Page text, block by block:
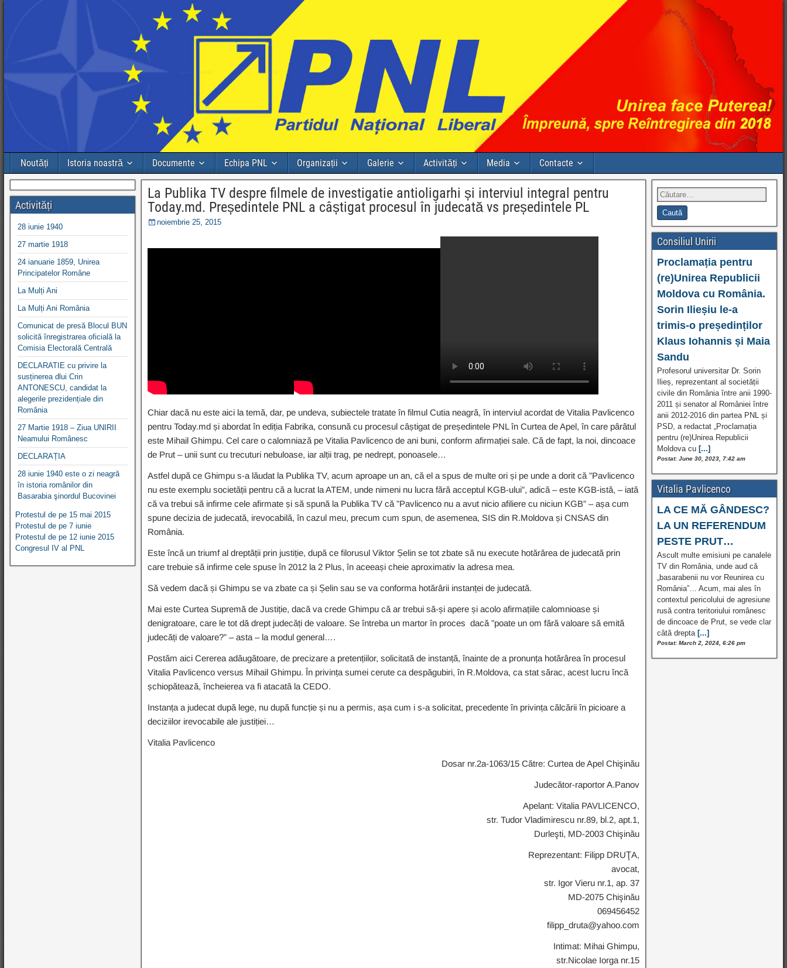
Noutăți Istoria noastră Documente Echipa PNL Organizații Galerie Activități Media Contacte
La Publika TV despre filmele de investigatie antioligarhi și interviul integral pentru
Today.md. Președintele PNL a câștigat procesul în judecată vs președintele PL
noiembrie 25, 2015
Chiar dacă nu este aici la temă, dar, pe undeva, subiectele tratate în filmul Cutia neagră, în interviul acordat de Vitalia Pavlicenco
pentru Today.md și abordat în ediția Fabrika, consună cu procesul câștigat de președintele PNL în Curtea de Apel, în care pârâtul
este Mihail Ghimpu. Cel care o calomniază pe Vitalia Pavlicenco de ani buni, conform afirmației sale. Că de fapt, la noi, dincoace
de Prut – unii sunt cu trecuturi nebuloase, iar alții trag, pe nedrept, ponoasele…
Astfel după ce Ghimpu s-a lăudat la Publika TV, acum aproape un an, că el a spus de multe ori și pe unde a dorit că ”Pavlicenco
nu este exemplu societății pentru că a lucrat la ATEM, unde nimeni nu lucra fără acceptul KGB-ului”, adică – este KGB-istă, – iată
că va trebui să infirme cele afirmate și să spună la Publika TV că ”Pavlicenco nu a avut nicio afiliere cu niciun KGB” – așa cum
spune decizia de judecată, irevocabilă, în cazul meu, precum cum spun, de asemenea, SIS din R.Moldova și CNSAS din
România.
Este încă un triumf al dreptății prin justiție, după ce filorusul Viktor Șelin se tot zbate să nu execute hotărârea de judecată prin
care trebuie să infirme cele spuse în 2012 la 2 Plus, în aceeași cheie aproximativ la adresa mea.
Să vedem dacă și Ghimpu se va zbate ca și Șelin sau se va conforma hotărârii instanței de judecată.
Mai este Curtea Supremă de Justiție, dacă va crede Ghimpu că ar trebui să-și apere și acolo afirmațiile calomnioase și
denigratoare, care le tot dă drept judecăți de valoare. Se întreba un martor în proces dacă ”poate un om fără valoare să emită
judecăți de valoare?” – asta – la modul general….
Postăm aici Cererea adăugătoare, de precizare a pretențiilor, solicitată de instanță, înainte de a pronunța hotărârea în procesul
Vitalia Pavlicenco versus Mihail Ghimpu. În privința sumei cerute ca despăgubiri, în R.Moldova, ca stat sărac, acest lucru încă
șchiopătează, încheierea va fi atacată la CEDO.
Instanța a judecat după lege, nu după funcție și nu a permis, așa cum i s-a solicitat, precedente în privința călcării în picioare a
deciziilor irevocabile ale justiției…
Vitalia Pavlicenco
Dosar nr.2a-1063/15 Către: Curtea de Apel Chişinău
Judecător-raportor A.Panov
Apelant: Vitalia PAVLICENCO,
str. Tudor Vladimirescu nr.89, bl.2, apt.1,
Durleşti, MD-2003 Chişinău
Reprezentant: Filipp DRUŢA,
avocat,
str. Igor Vieru nr.1, ap. 37
MD-2075 Chişinău
069456452
filipp_druta@yahoo.com
Intimat: Mihai Ghimpu,
str.Nicolae Iorga nr.15
Activități
28 iunie 1940
27 martie 1918
24 ianuarie 1859, Unirea
Principatelor Române
La Mulți Ani
La Mulți Ani România
Comunicat de presă Blocul BUN
solicită înregistrarea oficială la
Comisia Electorală Centrală
DECLARATIE cu privire la
susținerea dlui Crin
ANTONESCU, candidat la
alegerile prezidențiale din
România
27 Martie 1918 – Ziua UNIRII
Neamului Românesc
DECLARAȚIA
28 iunie 1940 este o zi neagră
în istoria românilor din
Basarabia şinordul Bucovinei
Protestul de pe 15 mai 2015
Protestul de pe 7 iunie
Protestul de pe 12 iunie 2015
Congresul IV al PNL
Consiliul Unirii
Proclamația pentru
(re)Unirea Republicii
Moldova cu România.
Sorin Ilieșiu le-a
trimis-o președinților
Klaus Iohannis și Maia
Sandu
Profesorul universitar Dr. Sorin
Ilieș, reprezentant al societății
civile din România între anii 1990-
2011 și senator al României între
anii 2012-2016 din partea PNL și
PSD, a redactat „Proclamația
pentru (re)Unirea Republicii
Moldova cu [...]
Postat: June 30, 2023, 7:42 am
Vitalia Pavlicenco
LA CE MĂ GÂNDESC?
LA UN REFERENDUM
PESTE PRUT…
Ascult multe emisiuni pe canalele
TV din România, unde aud că
„basarabenii nu vor Reunirea cu
România”… Acum, mai ales în
contextul pericolului de agresiune
rusă contra teritoriului românesc
de dincoace de Prut, se vede clar
câtă drepta[...]
Postat: March 2, 2024, 6:26 pm